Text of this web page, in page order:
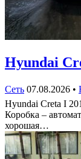
Hyundai
Сеть 07.08.2026 •
Hyundai Creta I
Коробка –
хорошая…